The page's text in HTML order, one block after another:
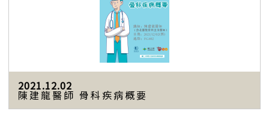
2021.12.02
陳建龍醫師 骨科疾病概要